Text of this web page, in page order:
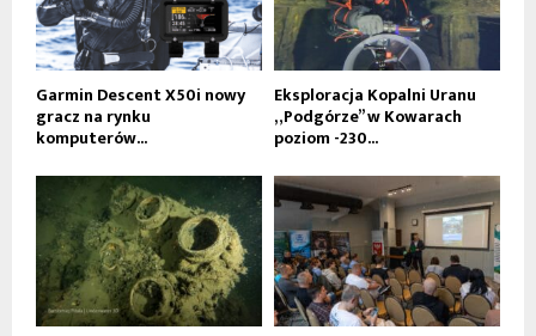
Garmin Descent X50i nowy
gracz na rynku
komputerów...
Eksploracja Kopalni Uranu
„Podgórze” w Kowarach
poziom -230...